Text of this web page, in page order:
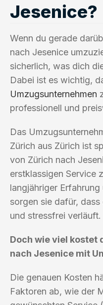
Jesenice?
Wenn du gerade
nach Jesenice
sicherlich, was dich
Dabei ist es wichtig,
Umzugsunternehmen
professionell und
Das
Zürich aus Zürich ist
von Zürich nach
erstklassigen Service
langjähriger
sorgen sie dafür,
und stressfrei verläuft.
Doch wie viel kostet
nach Jesenice mit
Die genauen Kosten
Faktoren ab, wie der